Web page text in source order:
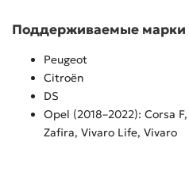
Поддерживаемые марки
Peugeot
Citroën
DS
Opel (2018–2022): Corsa
Zafira, Vivaro Life, Vivaro